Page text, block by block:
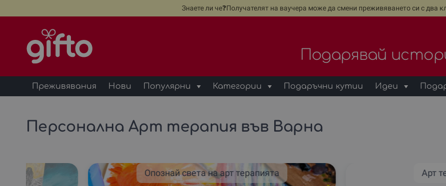
Знаете ли че❓Получателят на ваучера може да смени преживяването си с два
Подарявай
Преживявания Нови Популярни Категории Подаръчни кутии Идеи
Персонална Арт терапия във Варна
Опознай света на арт терапията Арт